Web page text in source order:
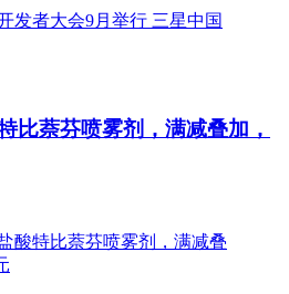
比萘芬喷雾剂，满减叠加，